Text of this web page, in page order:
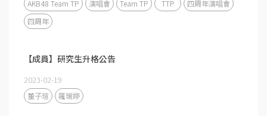
AKB48 Team TP 演唱會 Team TP TTP
四周年演唱會
四周年
【成員】研究生升格公告
2023-02-19
董子瑄 羅瑞婷